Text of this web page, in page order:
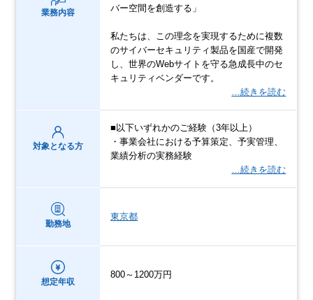
業務内容
バー空間を創造する」
私たちは、この理念を実現するために複数
のサイバーセキュリティ製品を国産で開発
し、世界のWebサイトを守る急成長中のセ
キュリティベンダーです。
…続きを読む
対象となる方
■以下いずれかのご経験（3年以上）
・事業会社における予算策定、予実管理、
業績分析の実務経験
…続きを読む
勤務地
東京都
想定年収
800～1200万円